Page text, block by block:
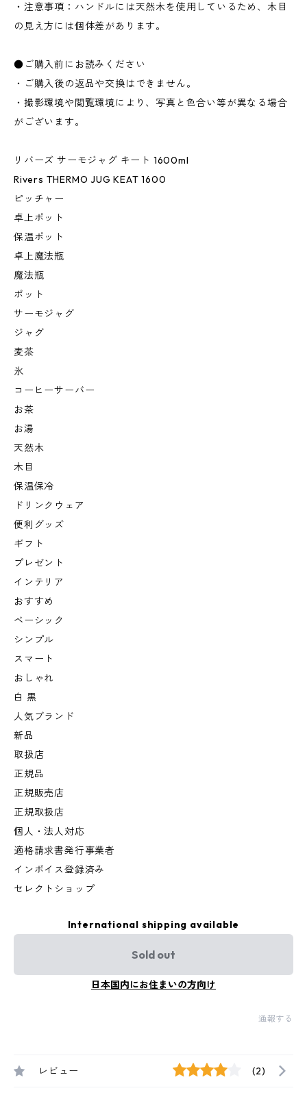
・注意事項：ハンドルには天然木を使用しているため、木目
の見え方には個体差があります。
●ご購入前にお読みください
・ご購入後の返品や交換はできません。
・撮影環境や閲覧環境により、写真と色合い等が異なる場合
がございます。
リバーズ サーモジャグ キート 1600ml
Rivers THERMO JUG KEAT 1600
ピッチャー
卓上ポット
保温ポット
卓上魔法瓶
魔法瓶
ポット
サーモジャグ
ジャグ
麦茶
氷
コーヒーサーバー
お茶
お湯
天然木
木目
保温保冷
ドリンクウェア
便利グッズ
ギフト
プレゼント
インテリア
おすすめ
ベーシック
シンプル
スマート
おしゃれ
白 黒
人気ブランド
新品
取扱店
正規品
正規販売店
正規取扱店
個人・法人対応
適格請求書発行事業者
インボイス登録済み
セレクトショップ
International shipping available
Sold out
日本国内にお住まいの方向け
通報する
レビュー (2)